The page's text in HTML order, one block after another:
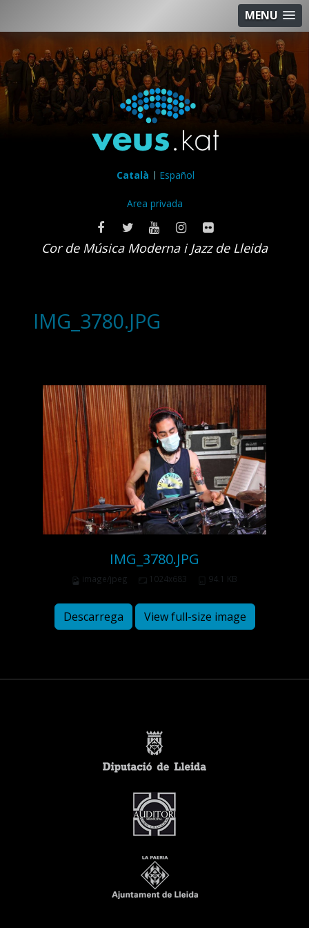
MENU
Català Español
Area privada
Cor de Música Moderna i Jazz de Lleida
IMG_3780.JPG
IMG_3780.JPG
image/jpeg 1024x683 94.1 KB
Descarrega View full-size image